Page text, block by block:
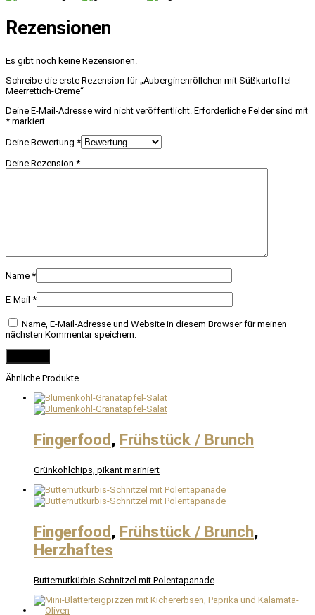
Rezensionen
Es gibt noch keine Rezensionen.
Schreibe die erste Rezension für „Auberginenröllchen mit Süßkartoffel-
Meerrettich-Creme“
Deine E-Mail-Adresse wird nicht veröffentlicht. Erforderliche Felder sind mit
* markiert
Deine Bewertung *
Deine Rezension *
Name *
E-Mail *
Name, E-Mail-Adresse und Website in diesem Browser für meinen
nächsten Kommentar speichern.
Ähnliche Produkte
Fingerfood , Frühstück / Brunch
Grünkohlchips, pikant mariniert
Fingerfood , Frühstück / Brunch,
Herzhaftes
Butternutkürbis-Schnitzel mit Polentapanade